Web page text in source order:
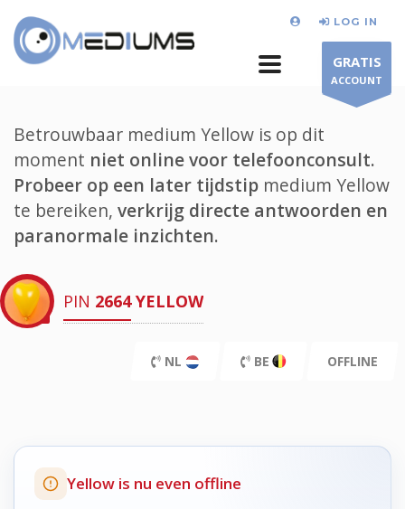
LOG IN
GRATIS
ACCOUNT
Betrouwbaar medium Yellow is op dit
moment niet online voor telefoonconsult.
Probeer op een later tijdstip medium Yellow
te bereiken, verkrijg directe antwoorden en
paranormale inzichten.
PIN 2664 YELLOW
NL BE OFFLINE
Yellow is nu even offline